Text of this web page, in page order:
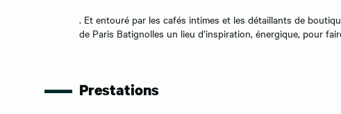
. Et entouré par les cafés intimes et les détaillants de
de Paris Batignolles un lieu d’inspiration, énergique, pour
Prestations